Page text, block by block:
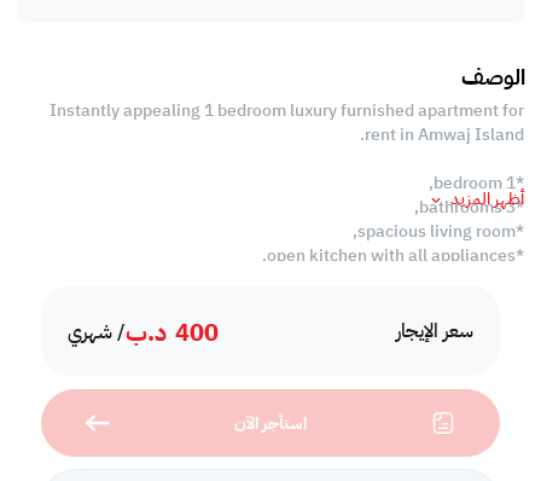
سعر الإيجار 400 د.ب/ شهري
استأجر الآن
الوصف
Instantly appealing 1 bedroom luxury furnished apartment for
rent in Amwaj Island.
*1 bedroom,
*3 bathrooms,
*spacious living room,
*open kitchen with all appliances,
أظهر المزيد